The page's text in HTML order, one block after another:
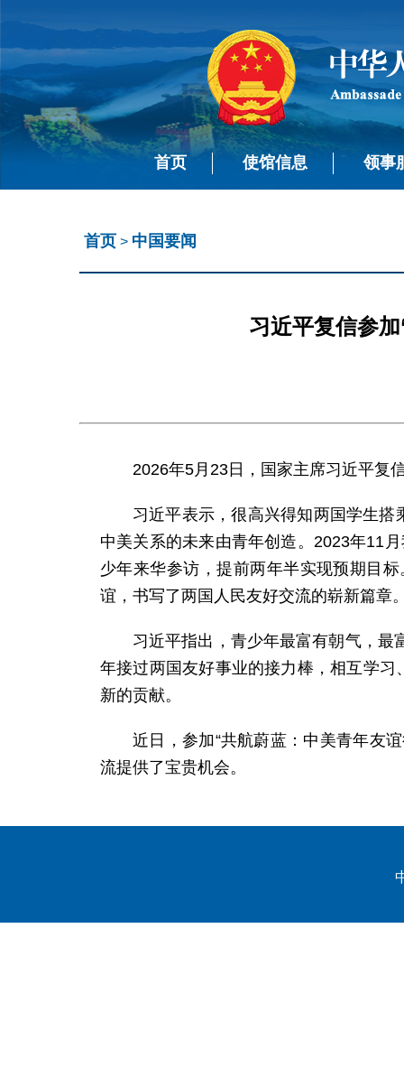
首页 使馆信息 领事
首页 > 中国要闻
习近平复信参
2026年5月23日，国家主席习近平复
习近平表示，很高兴得知两国学生搭
中美关系的未来由青年创造。2023年11
少年来华参访，提前两年半实现预期目
谊，书写了两国人民友好交流的崭新篇章
习近平指出，青少年最富有朝气，最
年接过两国友好事业的接力棒，相互学习
新的贡献。
近日，参加“共航蔚蓝：中美青年友
流提供了宝贵机会。